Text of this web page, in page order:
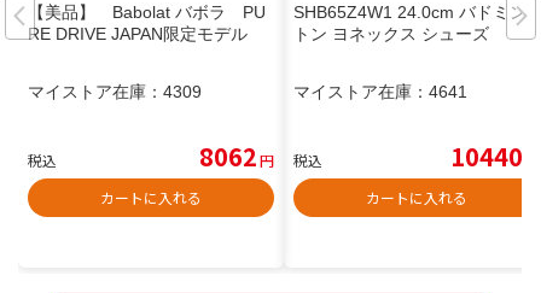
【美品】 Babolat バボラ PU
RE DRIVE JAPAN限定モデル
マイストア在庫： 4309
税込 8062円
カートに入れる
SHB65Z4W1 24.0cm バドミン
トン ヨネックス シューズ
マイストア在庫： 4641
税込 10440
カートに入れる